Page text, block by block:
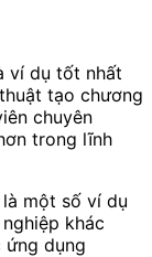
ví dụ tốt nhất
tạo chương
chuyên
trong lĩnh
một số ví dụ
khác
ứng dụng